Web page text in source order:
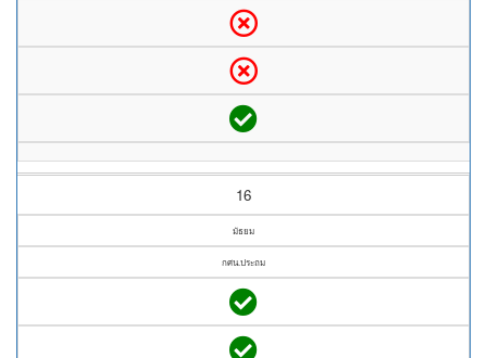
16
มัธยม
กศน.ประถม